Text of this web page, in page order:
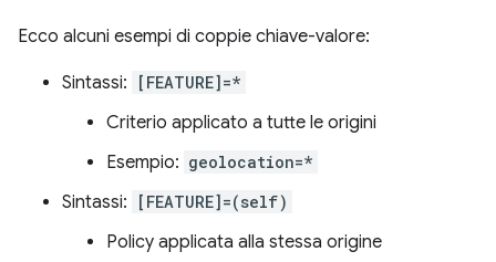
Ecco alcuni esempi di coppie chiave-valore:
Sintassi: [FEATURE]=*
Criterio applicato a tutte le origini
Esempio: geolocation=*
Sintassi: [FEATURE]=(self)
Policy applicata alla stessa origine